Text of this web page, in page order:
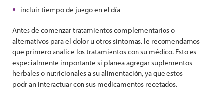
incluir tiempo de juego en el día
Antes de comenzar tratamientos complementarios o
alternativos para el dolor u otros síntomas, le recomendamos
que primero analice los tratamientos con su médico. Esto es
especialmente importante si planea agregar suplementos
herbales o nutricionales a su alimentación, ya que estos
podrían interactuar con sus medicamentos recetados.